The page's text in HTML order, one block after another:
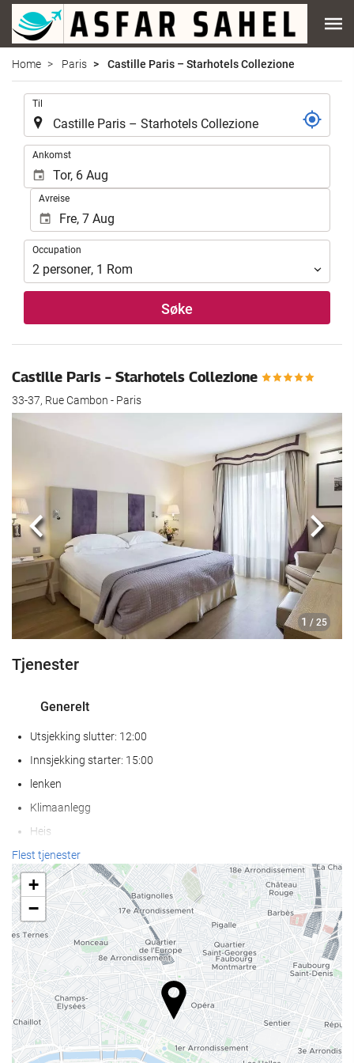
Home Paris Castille Paris – Starhotels Collezione
Til
Ankomst
Avreise
Occupation
Occupation
2 personer, 1 Rom
Søke
Castille Paris – Starhotels Collezione
33-37, Rue Cambon - Paris
1 / 25
Forrige
Tjenester
Generelt
Utsjekking slutter: 12:00
Innsjekking starter: 15:00
lenken
Klimaanlegg
Heis
Tilgjengelighet for personer med redusert bevegelighet
Rom for ikke-røykere
Resepsjonstjenester
Bagasjeoppbevaring
Safe
Valutaveksling
Turistinformasjon
Flest tjenester
+
−